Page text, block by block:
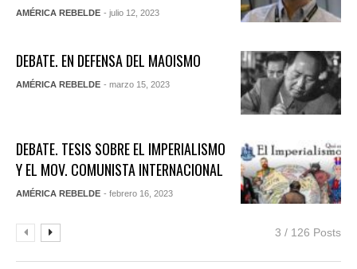
AMÉRICA REBELDE - julio 12, 2023
DEBATE. EN DEFENSA DEL MAOISMO
AMÉRICA REBELDE - marzo 15, 2023
DEBATE. TESIS SOBRE EL IMPERIALISMO
Y EL MOV. COMUNISTA INTERNACIONAL
AMÉRICA REBELDE - febrero 16, 2023
3 / 126 Posts